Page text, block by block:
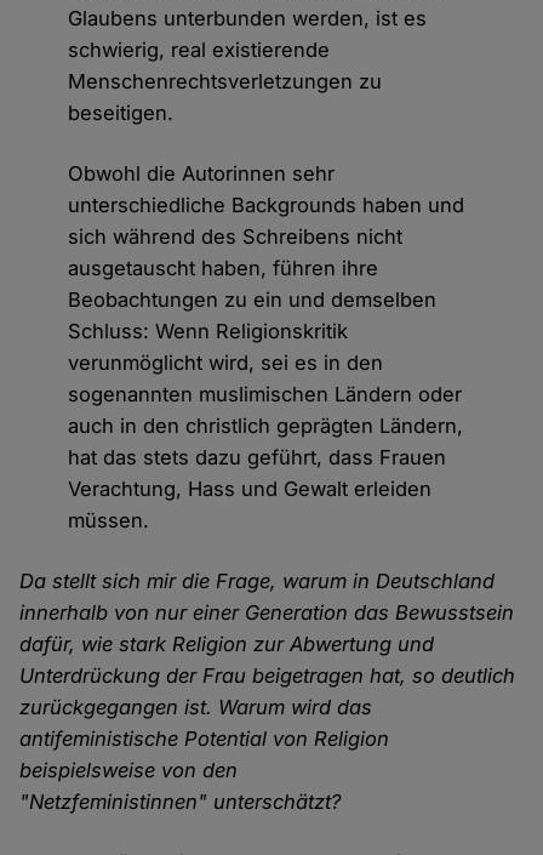
Glaubens unterbunden werden, ist es
schwierig, real existierende
Menschenrechtsverletzungen zu
beseitigen.
Obwohl die Autorinnen sehr
unterschiedliche Backgrounds haben und
sich während des Schreibens nicht
ausgetauscht haben, führen ihre
Beobachtungen zu ein und demselben
Schluss: Wenn Religionskritik
verunmöglicht wird, sei es in den
sogenannten muslimischen Ländern oder
auch in den christlich geprägten Ländern,
hat das stets dazu geführt, dass Frauen
Verachtung, Hass und Gewalt erleiden
müssen.
Da stellt sich mir die Frage, warum in Deutschland
innerhalb von nur einer Generation das Bewusstsein
dafür, wie stark Religion zur Abwertung und
Unterdrückung der Frau beigetragen hat, so deutlich
zurückgegangen ist. Warum wird das
antifeministische Potential von Religion
beispielsweise von den
"Netzfeministinnen" unterschätzt?